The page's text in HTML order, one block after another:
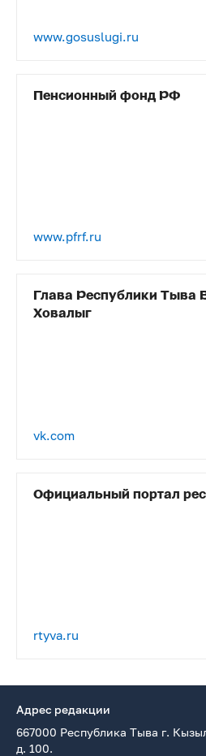
www.gosuslugi.ru
Пенсионный фонд РФ
www.pfrf.ru
Глава Республики Тыва
Ховалыг
vk.com
Официальный портал
rtyva.ru
Адрес редакции
667000 Республика Тыва г.
д. 100.